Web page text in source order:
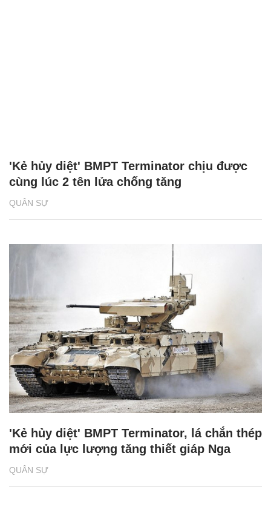
QUÂN SỰ
'Kẻ hủy diệt' BMPT Terminator chịu được
cùng lúc 2 tên lửa chống tăng
QUÂN SỰ
'Kẻ hủy diệt' BMPT Terminator, lá chắn thép
mới của lực lượng tăng thiết giáp Nga